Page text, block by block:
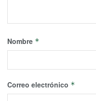
Nombre *
Correo electrónico *